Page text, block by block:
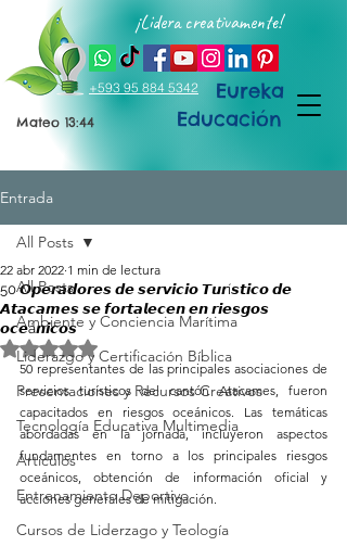
Eureka
Educación
Mateo 13:44
¡Lidera creativamente!
+593 95 884 5342
Entrada
All Posts
Ambiente y Conciencia Marítima
Liderazgo y Certificación Bíblica
Presentaciones y Recursos Creativos
Tecnología Educativa Multimedia
Artículos
Entrenamiento Deportivo
Cursos de Liderzago y Teología
All Posts
50 𝙊𝙥𝙚𝙧𝙖𝙙𝙤𝙧𝙚𝙨 𝙙𝙚 𝙨𝙚𝙧𝙫𝙞𝙘𝙞𝙤 𝙏𝙪𝙧í𝙨𝙩𝙞𝙘𝙤 𝙙𝙚
𝘼𝙩𝙖𝙘𝙖𝙢𝙚𝙨 𝙨𝙚 𝙛𝙤𝙧𝙩𝙖𝙡𝙚𝙘𝙚𝙣 𝙚𝙣 𝙧𝙞𝙚𝙨𝙜𝙤𝙨
𝙤𝙘𝙚á𝙣𝙞𝙘𝙤𝙨
22 abr 2022 1 min de lectura
Obtuvo NaN de 5 estrellas.
50 representantes de las principales asociaciones de
servicios turísticos del cantón Atacames, fueron
capacitados en riesgos oceánicos. Las temáticas
abordadas en la jornada, incluyeron aspectos
fundamentes en torno a los principales riesgos
oceánicos, obtención de información oficial y
acciones generales de mitigación.